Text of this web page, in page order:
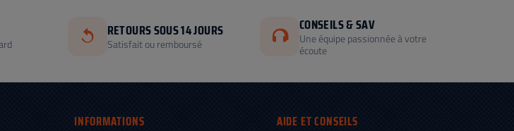
RETOURS SOUS 14 JOURS
Satisfait ou remboursé
CONSEILS & SAV
Une équipe passionnée à votre
écoute
INFORMATIONS AIDE ET CONSEILS